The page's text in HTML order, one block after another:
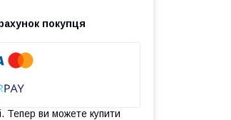
покупця
Тепер ви можете купити